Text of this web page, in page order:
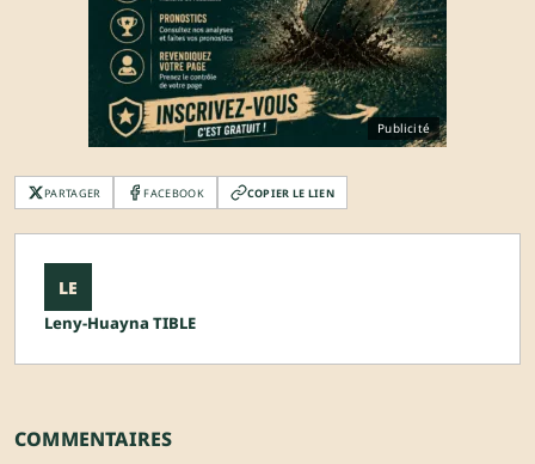
Publicité
PARTAGER FACEBOOK COPIER LE LIEN
LE
Leny-Huayna TIBLE
COMMENTAIRES